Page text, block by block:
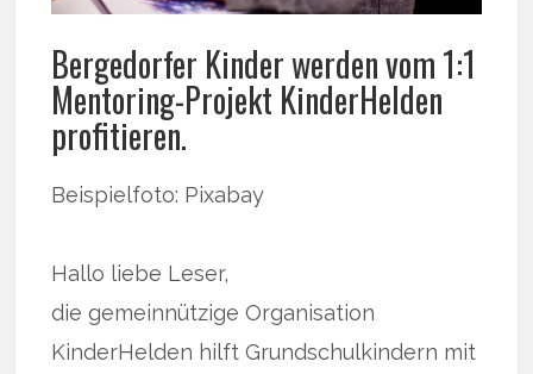
Bergedorfer Kinder werden vom 1:1
Mentoring-Projekt KinderHelden
profitieren.
Beispielfoto: Pixabay
Hallo liebe Leser,
die gemeinnützige Organisation
KinderHelden hilft Grundschulkindern mit